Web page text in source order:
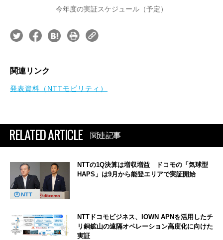
今年度の実証スケジュール（予定）
関連リンク
発表資料（NTTモビリティ）
RELATED ARTICLE 関連記事
NTTの1Q決算は増収増益 ドコモの「気球型
HAPS」は9月から能登エリアで実証開始
NTTドコモビジネス、IOWN APNを活用したチ
リ銅鉱山の遠隔オペレーション高度化に向けた
実証